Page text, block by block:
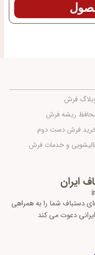
فرش
ریشه فرش
فرش دست دوم
و خدمات فرش
ایران
دستباف شما را به همراهی
دعوت می کند